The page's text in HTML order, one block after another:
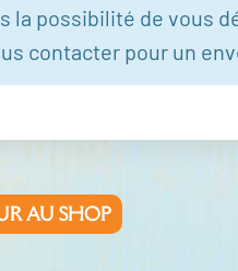
la possibilité de vous
contacter pour un
AU SHOP